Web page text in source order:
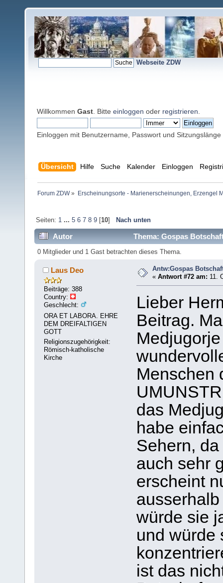
Webseite ZDW
Willkommen Gast . Bitte einloggen oder registrieren
Einloggen mit Benutzername, Passwort und Sitzungslänge
Übersicht Hilfe Suche Kalender Einloggen
Forum ZDW» Erscheinungsorte - Marienerscheinungen, Erzengel
Seiten: 1 ... 5 6 7 8 9[10] Nach unten
Autor Thema: Gospas
0 Mitglieder und 1 Gast betrachten dieses Thema.
Laus Deo
Beiträge: 388
Country:
Geschlecht:
ORA ET LABORA. EHRE
DEM DREIFALTIGEN
GOTT
Religionszugehörigkeit:
Römisch-katholische
Kirche
Antw:Gospas
«Antwort #72 am: 11.
Lieber
Beitrag.
Menschen
das
habe
Sehern,
auch sehr
erscheint
würde sie
und würde
ist das